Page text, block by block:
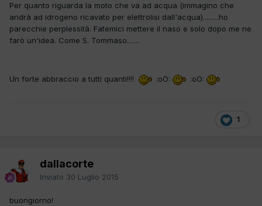
Per quanto riguarda la moto che va ad acqua (immagino che
andrà ad idrogeno ricavato per elettrolisi dall'acqua).........ho
parecchie perplessità. Fatemici mettere il naso e solo dopo me ne
farò un'idea. Come S. Tommaso.......
Un forte abbraccio a tutti quanti!!!! :oO: :oO:
1
dallacorte
Inviato 30 Luglio 2015
buongiorno!